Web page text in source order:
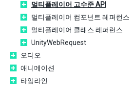
멀티플레이어 고수준 API
멀티플레이어 컴포넌트 레퍼런스
멀티플레이어 클래스 레퍼런스
UnityWebRequest
오디오
애니메이션
타임라인